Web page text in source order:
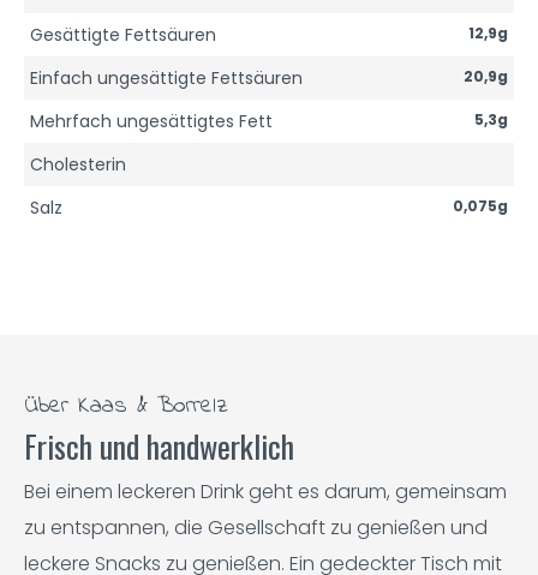
Gesättigte Fettsäuren
12,9g
Einfach ungesättigte Fettsäuren 20,9g
Mehrfach ungesättigtes Fett 5,3g
Cholesterin
Salz
0,075g
Über Kaas & Borrelz
Frisch und handwerklich
Bei einem leckeren Drink geht es darum, gemeinsam
zu entspannen, die Gesellschaft zu genießen und
leckere Snacks zu genießen. Ein gedeckter Tisch mit